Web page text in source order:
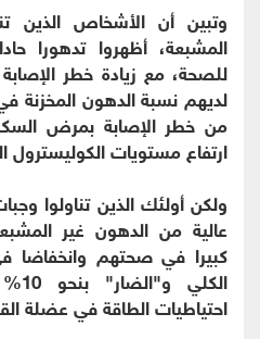
وتبين أن الأشخاص الذين
المشبعة، أظهروا تدهورا
للصحة، مع زيادة خطر
ارتفاع مستويات الكوليسترول
ولكن أولئك الذين تناولوا
عالية من الدهون غير
كبيرا في صحتهم وانخفاضا
احتياطيات الطاقة في عضلة